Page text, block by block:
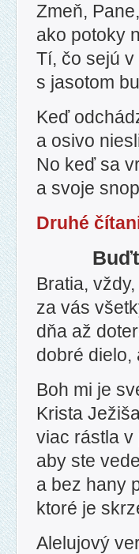
Zmeň,
ako potoky
Tí, čo sejú
s jasotom
Keď
a osivo
No keď sa
a svoje
Druhé
Bratia,
za vás
dňa až
dobré dielo,
Boh mi je
Krista
viac rástla
aby ste
a bez hany
ktoré je
Alelujový